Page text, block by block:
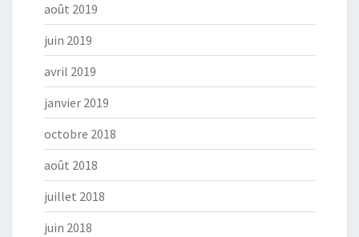
août 2019
juin 2019
avril 2019
janvier 2019
octobre 2018
août 2018
juillet 2018
juin 2018